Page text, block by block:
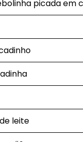
picada em
leite